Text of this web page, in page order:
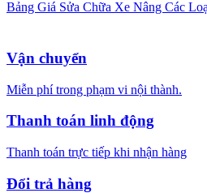
Bảng Giá Sửa Chữa Xe Nâng Các
Vận chuyển
Miễn phí trong phạm vi nội thành.
Thanh toán linh động
Thanh toán trực tiếp khi nhận hàng
Đổi trả hàng